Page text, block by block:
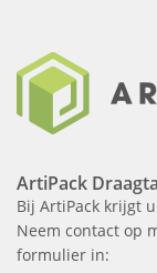
ArtiPack
Bij ArtiPack krijgt
Neem contact op
formulier in: